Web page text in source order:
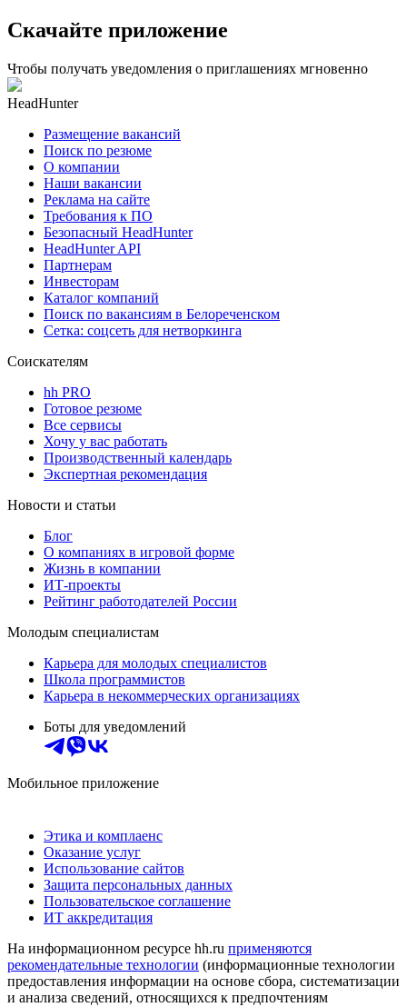
Скачайте приложение
Чтобы получать уведомления о приглашениях мгновенно
HeadHunter
Размещение вакансий
Поиск по резюме
О компании
Наши вакансии
Реклама на сайте
Требования к ПО
Безопасный HeadHunter
HeadHunter API
Партнерам
Инвесторам
Каталог компаний
Поиск по вакансиям в Белореченском
Сетка: соцсеть для нетворкинга
Соискателям
hh PRO
Готовое резюме
Все сервисы
Хочу у вас работать
Производственный календарь
Экспертная рекомендация
Новости и статьи
Блог
О компаниях в игровой форме
Жизнь в компании
ИТ-проекты
Рейтинг работодателей России
Молодым специалистам
Карьера для молодых специалистов
Школа программистов
Карьера в некоммерческих организациях
Боты для уведомлений
Мобильное приложение
Этика и комплаенс
Оказание услуг
Использование сайтов
Защита персональных данных
Пользовательское соглашение
ИТ аккредитация
На информационном ресурсе hh.ru применяются
рекомендательные технологии (информационные технологии
предоставления информации на основе сбора, систематизации
и анализа сведений, относящихся к предпочтениям